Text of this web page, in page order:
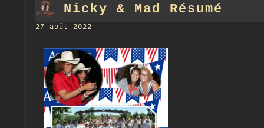
Nicky & Mad Résumé
27 août 2022